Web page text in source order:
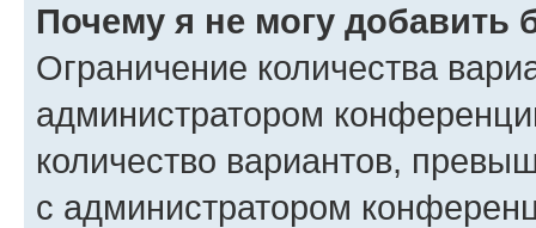
Почему я не могу добавить
Ограничение количества
администратором
количество вариантов,
с администратором